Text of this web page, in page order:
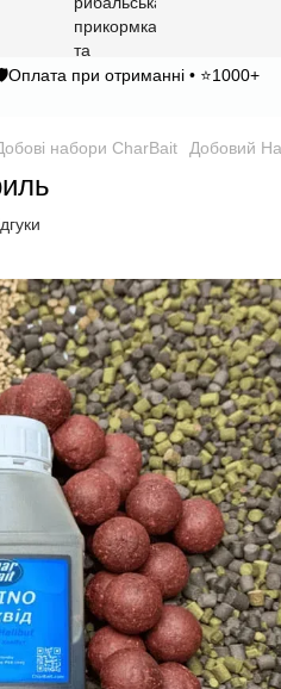
при отриманні • ⭐1000+
набори CharBait Добовий